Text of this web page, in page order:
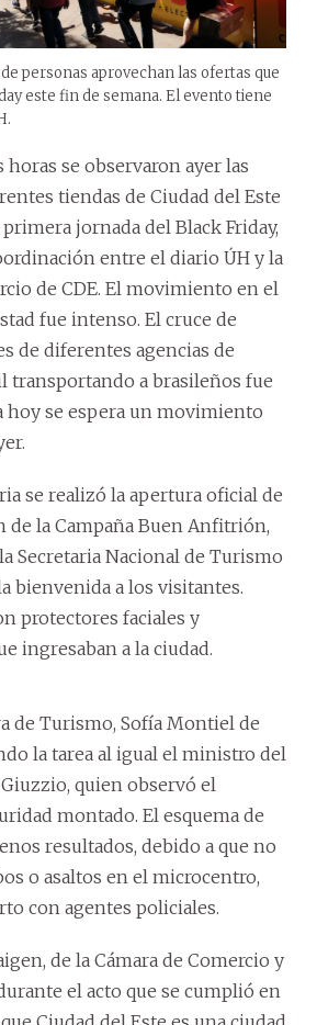
personas aprovechan las ofertas que
este fin de semana. El evento tiene
horas se observaron ayer las
tiendas de Ciudad del Este
jornada del Black Friday,
entre el diario ÚH y la
de CDE. El movimiento en el
fue intenso. El cruce de
de diferentes agencias de
transportando a brasileños fue
hoy se espera un movimiento
se realizó la apertura oficial de
de la Campaña Buen Anfitrión,
Secretaria Nacional de Turismo
bienvenida a los visitantes.
protectores faciales y
ingresaban a la ciudad.
de Turismo, Sofía Montiel de
la tarea al igual el ministro del
quien observó el
montado. El esquema de
resultados, debido a que no
o asaltos en el microcentro,
con agentes policiales.
de la Cámara de Comercio y
el acto que se cumplió en